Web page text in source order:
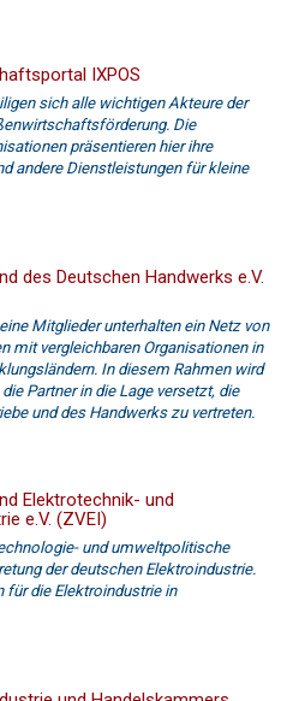
IXPOS
sich alle wichtigen Akteure der
Die
präsentieren hier ihre
andere Dienstleistungen für kleine
des Deutschen Handwerks e.V.
Mitglieder unterhalten ein Netz von
mit vergleichbaren Organisationen in
In diesem Rahmen wird
Partner in die Lage versetzt, die
und des Handwerks zu vertreten.
Elektrotechnik- und
e.V. (ZVEI)
und umweltpolitische
der deutschen Elektroindustrie.
für die Elektroindustrie in